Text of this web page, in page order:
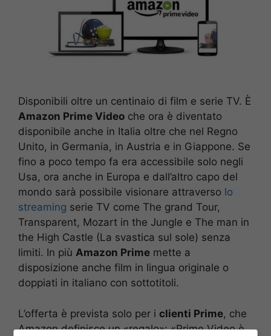
Disponibili oltre un centinaio di film e serie TV. È
Amazon Prime Video che ora è diventato
disponibile anche in Italia oltre che nel Regno
Unito, in Germania, in Austria e in Giappone. Se
fino a poco tempo fa era accessibile solo negli
Usa, ora anche in Europa e dall’altro capo del
mondo sarà possibile visionare attraverso lo
streaming serie TV come The grand Tour,
Transparent, Mozart in the Jungle e The man in
the High Castle (La svastica sul sole) senza
limiti. In più Amazon Prime mette a
disposizione anche film in lingua originale o
doppiati in italiano con sottotitoli.
L’offerta è prevista solo per i clienti Prime, che
Amazon definisce un «regalo»: «Prime Video è